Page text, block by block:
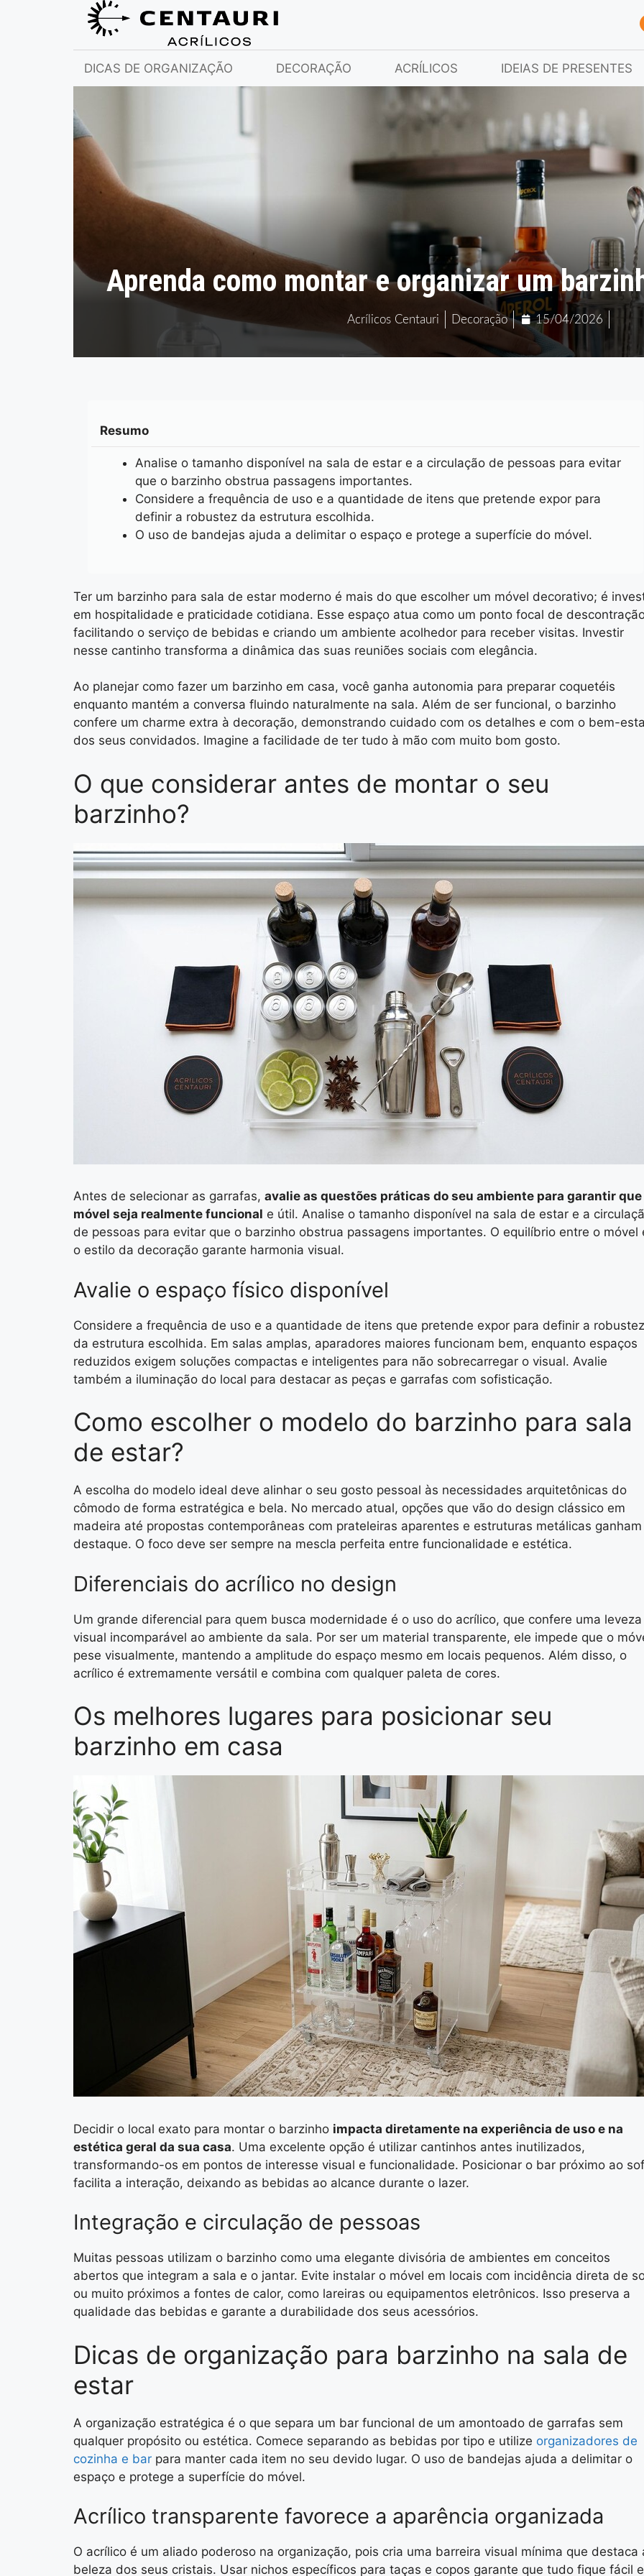
DICAS DE ORGANIZAÇÃO DECORAÇÃO ACRÍLICOS IDEIAS DE PRESENTES
Aprenda como montar e organizar um
Acrílicos Centauri Decoração 15/04/2026
Resumo
Analise o tamanho disponível na sala de estar e a circulação de pessoas para evitar
que o barzinho obstrua passagens importantes.
Considere a frequência de uso e a quantidade de itens que pretende expor para
definir a robustez da estrutura escolhida.
O uso de bandejas ajuda a delimitar o espaço e protege a superfície do móvel.
Ter um barzinho para sala de estar moderno é mais do que escolher um móvel decorativo; é
em hospitalidade e praticidade cotidiana. Esse espaço atua como um ponto focal de
facilitando o serviço de bebidas e criando um ambiente acolhedor para receber visitas. Investir
nesse cantinho transforma a dinâmica das suas reuniões sociais com elegância.
Ao planejar como fazer um barzinho em casa, você ganha autonomia para preparar coquetéis
enquanto mantém a conversa fluindo naturalmente na sala. Além de ser funcional, o barzinho
confere um charme extra à decoração, demonstrando cuidado com os detalhes e com o bem-
dos seus convidados. Imagine a facilidade de ter tudo à mão com muito bom gosto.
O que considerar antes de montar o seu
barzinho?
Antes de selecionar as garrafas, avalie as questões práticas do seu ambiente para garantir que
móvel seja realmente funcional e útil. Analise o tamanho disponível na sala de estar e a
de pessoas para evitar que o barzinho obstrua passagens importantes. O equilíbrio entre o móvel
o estilo da decoração garante harmonia visual.
Avalie o espaço físico disponível
Considere a frequência de uso e a quantidade de itens que pretende expor para definir a robustez
da estrutura escolhida. Em salas amplas, aparadores maiores funcionam bem, enquanto espaços
reduzidos exigem soluções compactas e inteligentes para não sobrecarregar o visual. Avalie
também a iluminação do local para destacar as peças e garrafas com sofisticação.
Como escolher o modelo do barzinho para sala
de estar?
A escolha do modelo ideal deve alinhar o seu gosto pessoal às necessidades arquitetônicas do
cômodo de forma estratégica e bela. No mercado atual, opções que vão do design clássico em
madeira até propostas contemporâneas com prateleiras aparentes e estruturas metálicas ganham
destaque. O foco deve ser sempre na mescla perfeita entre funcionalidade e estética.
Diferenciais do acrílico no design
Um grande diferencial para quem busca modernidade é o uso do acrílico, que confere uma leveza
visual incomparável ao ambiente da sala. Por ser um material transparente, ele impede que o
pese visualmente, mantendo a amplitude do espaço mesmo em locais pequenos. Além disso, o
acrílico é extremamente versátil e combina com qualquer paleta de cores.
Os melhores lugares para posicionar seu
barzinho em casa
Decidir o local exato para montar o barzinho impacta diretamente na experiência de uso e na
estética geral da sua casa. Uma excelente opção é utilizar cantinhos antes inutilizados,
transformando-os em pontos de interesse visual e funcionalidade. Posicionar o bar próximo ao
facilita a interação, deixando as bebidas ao alcance durante o lazer.
Integração e circulação de pessoas
Muitas pessoas utilizam o barzinho como uma elegante divisória de ambientes em conceitos
abertos que integram a sala e o jantar. Evite instalar o móvel em locais com incidência direta de
ou muito próximos a fontes de calor, como lareiras ou equipamentos eletrônicos. Isso preserva a
qualidade das bebidas e garante a durabilidade dos seus acessórios.
Dicas de organização para barzinho na sala de
estar
A organização estratégica é o que separa um bar funcional de um amontoado de garrafas sem
qualquer propósito ou estética. Comece separando as bebidas por tipo e utilize organizadores de
cozinha e bar para manter cada item no seu devido lugar. O uso de bandejas ajuda a delimitar o
espaço e protege a superfície do móvel.
Acrílico transparente favorece a aparência organizada
O acrílico é um aliado poderoso na organização, pois cria uma barreira visual mínima que destaca
beleza dos seus cristais. Usar nichos específicos para taças e copos garante que tudo fique fácil